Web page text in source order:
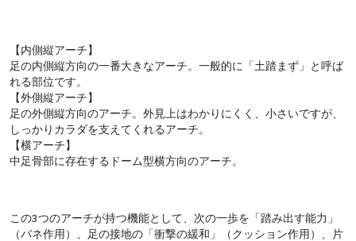
【内側縦アーチ】
足の内側縦方向の一番大きなアーチ。一般的に「土踏まず」と呼ば
れる部位です。
【外側縦アーチ】
足の外側縦方向のアーチ。外見上はわかりにくく、小さいですが、
しっかりカラダを支えてくれるアーチ。
【横アーチ】
中足骨部に存在するドーム型横方向のアーチ。
この3つのアーチが持つ機能として、次の一歩を「踏み出す能力」
（バネ作用）、足の接地の「衝撃の緩和」（クッション作用）、片